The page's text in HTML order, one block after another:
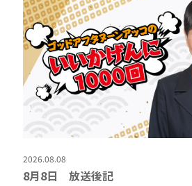
2026.08.08
8月8日 放送後記